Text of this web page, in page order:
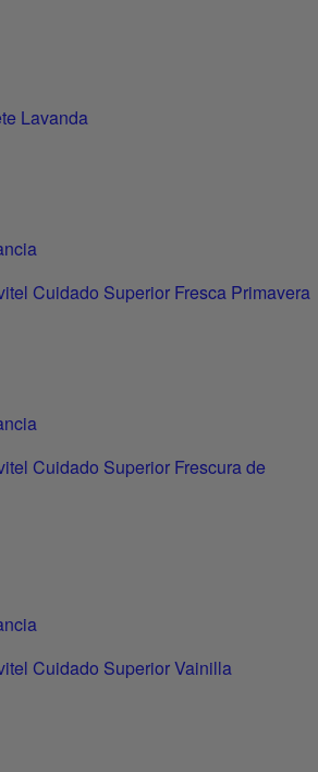
Lavanda
Cuidado Superior Fresca Primavera
Cuidado Superior Frescura de
Cuidado Superior Vainilla